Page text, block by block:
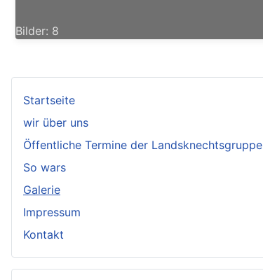
Bilder: 8
Startseite
wir über uns
Öffentliche Termine der Landsknechtsgruppe
So wars
Galerie
Impressum
Kontakt